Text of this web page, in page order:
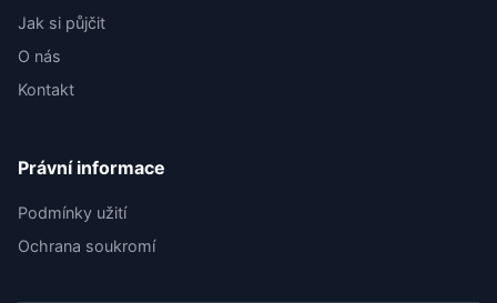
Jak si půjčit
O nás
Kontakt
Právní informace
Podmínky užití
Ochrana soukromí